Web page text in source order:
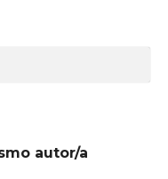
autor/a